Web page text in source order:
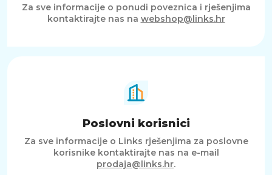
Za sve informacije o ponudi poveznica i rješenjima
kontaktirajte nas na webshop@links.hr
Poslovni korisnici
Za sve informacije o Links rješenjima za poslovne
korisnike kontaktirajte nas na e-mail
prodaja@links.hr.